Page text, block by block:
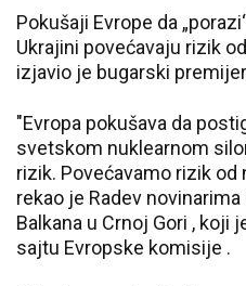
Pokušaji Evrope da
Ukrajini povećavaju rizik
izjavio je bugarski
"Evropa pokušava da
svetskom nuklearnom
rizik. Povećavamo rizik od
rekao je Radev
Balkana u Crnoj Gori , koji
sajtu Evropske komisije .